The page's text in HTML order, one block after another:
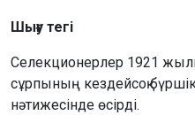
Шығу тегі
Селекционерлер 1921
сұрпының кездейсоқ
нәтижесінде өсірді.